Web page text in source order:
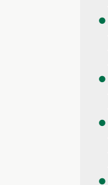
●
●
●
●